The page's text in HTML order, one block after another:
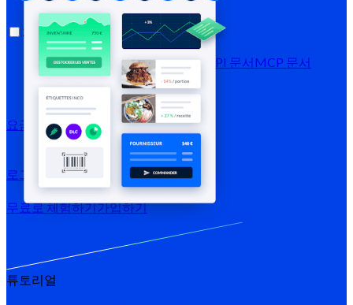
자료
블로그고객 지원 센터뉴스레터 API 문서 MCP 문서
요금제
로그인 →
무료로 체험하기가입하기
튜토리얼